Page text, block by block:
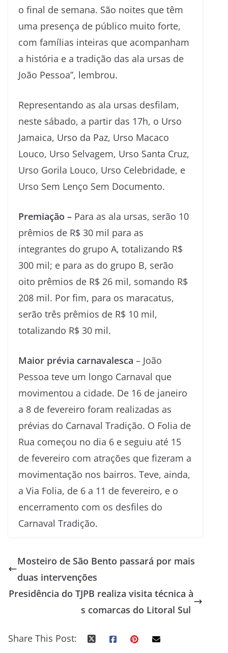
o final de semana. São noites que têm
uma presença de público muito forte,
com famílias inteiras que acompanham
a história e a tradição das ala ursas de
João Pessoa”, lembrou.
Representando as ala ursas desfilam,
neste sábado, a partir das 17h, o Urso
Jamaica, Urso da Paz, Urso Macaco
Louco, Urso Selvagem, Urso Santa Cruz,
Urso Gorila Louco, Urso Celebridade, e
Urso Sem Lenço Sem Documento.
Premiação – Para as ala ursas, serão 10
prêmios de R$ 30 mil para as
integrantes do grupo A, totalizando R$
300 mil; e para as do grupo B, serão
oito prêmios de R$ 26 mil, somando R$
208 mil. Por fim, para os maracatus,
serão três prêmios de R$ 10 mil,
totalizando R$ 30 mil.
Maior prévia carnavalesca – João
Pessoa teve um longo Carnaval que
movimentou a cidade. De 16 de janeiro
a 8 de fevereiro foram realizadas as
prévias do Carnaval Tradição. O Folia de
Rua começou no dia 6 e seguiu até 15
de fevereiro com atrações que fizeram a
movimentação nos bairros. Teve, ainda,
a Via Folia, de 6 a 11 de fevereiro, e o
encerramento com os desfiles do
Carnaval Tradição.
Mosteiro de São Bento passará por mais
duas intervenções
Presidência do TJPB realiza visita técnica à
s comarcas do Litoral Sul
Share This Post: